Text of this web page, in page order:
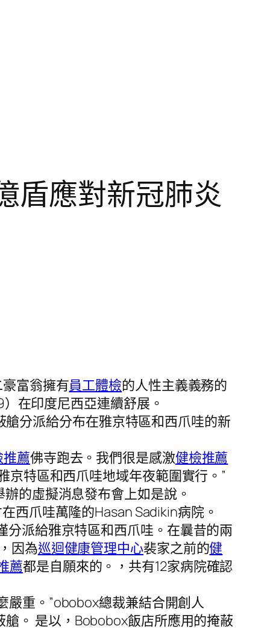
盾應對新冠肺炎
富翁擁有員工體檢的人性主義義務的
在印度尼西亞連續舒展。
分派給分布在雅京特區和西爪哇的新
薦佛寺跑去。我們很是感激健檢推薦
特區和西爪哇地域年夜範圍實行。”
的虛擬消息發布會上如是說。
西爪哇萬隆的Hasan Sadikin病院。
分派給雅京特區和西爪哇。在曩昔的兩
因為巡迴健康管理中心裴家之前的健
薦都是自願來的。，共有12家病院確認
嚴重。”obobox總裁兼結合開創人
。 是以，Bobobox飯店所應用的掩蔽